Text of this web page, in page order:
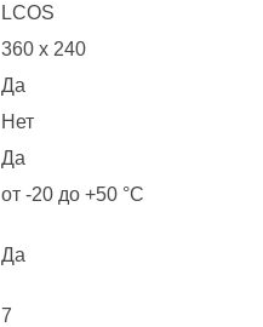
LCOS
360 x 240
Да
Нет
Да
от -20 до +50 °C
Да
7